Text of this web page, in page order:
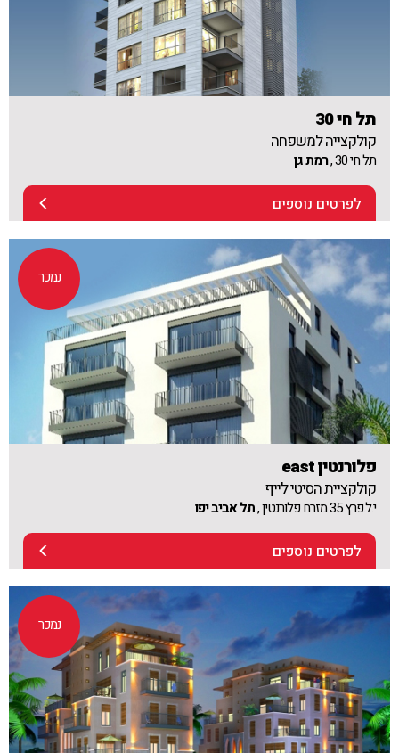
תל חי 30
קולקצייה למשפחה
תל חי 30 , רמת גן
לפרטים נוספים
נמכר
פלורנטין east
קולקציית הסיטי לייף
י.ל.פרץ 35 מזרח פלורנטין , תל אביב יפו
לפרטים נוספים
נמכר